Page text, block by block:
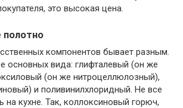
это высокая цена.
полотно
компонентов бывает разным.
основных вида: глифталевый (он же
(он же нитроцеллюлозный),
и поливинилхлоридный. Не все
на кухне. Так, коллоксиновый горюч,